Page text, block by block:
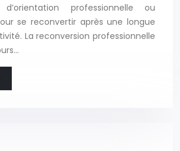
professionnelle ou
se reconvertir après une longue
La reconversion professionnelle